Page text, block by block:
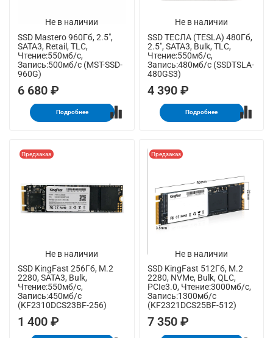
Не в наличии
SSD Mastero 960Гб, 2.5",
SATA3, Retail, TLC,
Чтение:550мб/с,
Запись:500мб/с (MST-SSD-
960G)
6 680 ₽
Подробнее
Не в наличии
SSD ТЕСЛА (TESLA) 480Гб,
2.5", SATA3, Bulk, TLC,
Чтение:550мб/с,
Запись:480мб/с (SSDTSLA-
480GS3)
4 390 ₽
Подробнее
Не в наличии
Предзаказ
SSD KingFast 256Гб, M.2
2280, SATA3, Bulk,
Чтение:550мб/с,
Запись:450мб/с
(KF2310DCS23BF-256)
1 400 ₽
Не в наличии
Предзаказ
SSD KingFast 512Гб, M.2
2280, NVMe, Bulk, QLC,
PCIe3.0, Чтение:3000мб/с,
Запись:1300мб/с
(KF2321DCS25BF-512)
7 350 ₽